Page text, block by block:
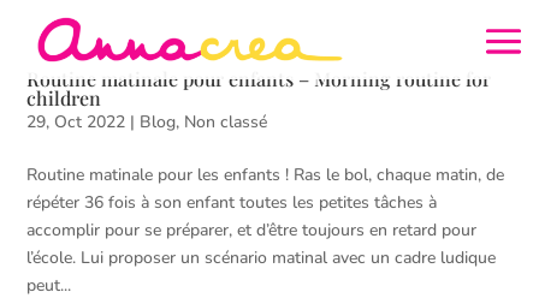
Routine matinale pour enfants – Morning routine for
children
29, Oct 2022 | Blog, Non classé
Routine matinale pour les enfants ! Ras le bol, chaque matin, de
répéter 36 fois à son enfant toutes les petites tâches à
accomplir pour se préparer, et d’être toujours en retard pour
l’école. Lui proposer un scénario matinal avec un cadre ludique
peut...